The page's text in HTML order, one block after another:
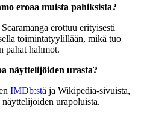
eroaa muista pahiksista?
erottuu erityisesti
toimintatyylillään, mikä tuo
pahat hahmot.
näyttelijöiden urasta?
IMDb:stä ja Wikipedia-sivuista,
urapoluista.